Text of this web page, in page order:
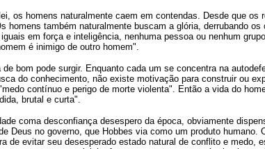
os homens naturalmente caem em contendas. Desde que
homens também naturalmente buscam a glória, derrubando
em força e inteligência, nenhuma pessoa ou nenhum
é inimigo de outro homem".
de bom pode surgir. Enquanto cada um se concentra na
do conhecimento, não existe motivação para construir ou
contínuo e perigo de morte violenta". Então a vida do
brutal e curta".
coma desconfiança desespero da época, obviamente
Deus no governo, que Hobbes via como um produto humano.
de evitar seu desesperado estado natural de conflito e medo,